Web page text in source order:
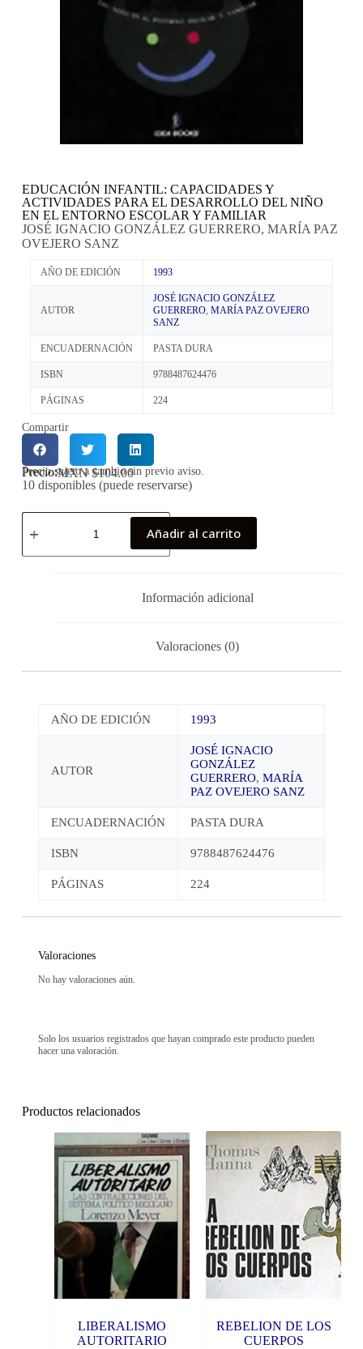
EDUCACIÓN INFANTIL: CAPACIDADES Y
ACTIVIDADES PARA EL DESARROLLO DEL NIÑO
EN EL ENTORNO ESCOLAR Y FAMILIAR
JOSÉ IGNACIO GONZÁLEZ GUERRERO, MARÍA PAZ
OVEJERO SANZ
AÑO DE EDICIÓN 1993
AUTOR
JOSÉ IGNACIO GONZÁLEZ
GUERRERO, MARÍA PAZ OVEJERO
SANZ
ENCUADERNACIÓN PASTA DURA
ISBN 9788487624476
PÁGINAS 224
Compartir
Precio:MXN $104.00
Precio sujeto a cambio sin previo aviso.
10 disponibles (puede reservarse)
Añadir al carrito
Información adicional
Valoraciones (0)
AÑO DE EDICIÓN 1993
AUTOR
JOSÉ IGNACIO
GONZÁLEZ
GUERRERO, MARÍA
PAZ OVEJERO SANZ
ENCUADERNACIÓN PASTA DURA
ISBN 9788487624476
PÁGINAS 224
Valoraciones
No hay valoraciones aún.
Solo los usuarios registrados que hayan comprado este producto pueden
hacer una valoración.
Productos relacionados
LIBERALISMO
AUTORITARIO
REBELION DE LOS
CUERPOS